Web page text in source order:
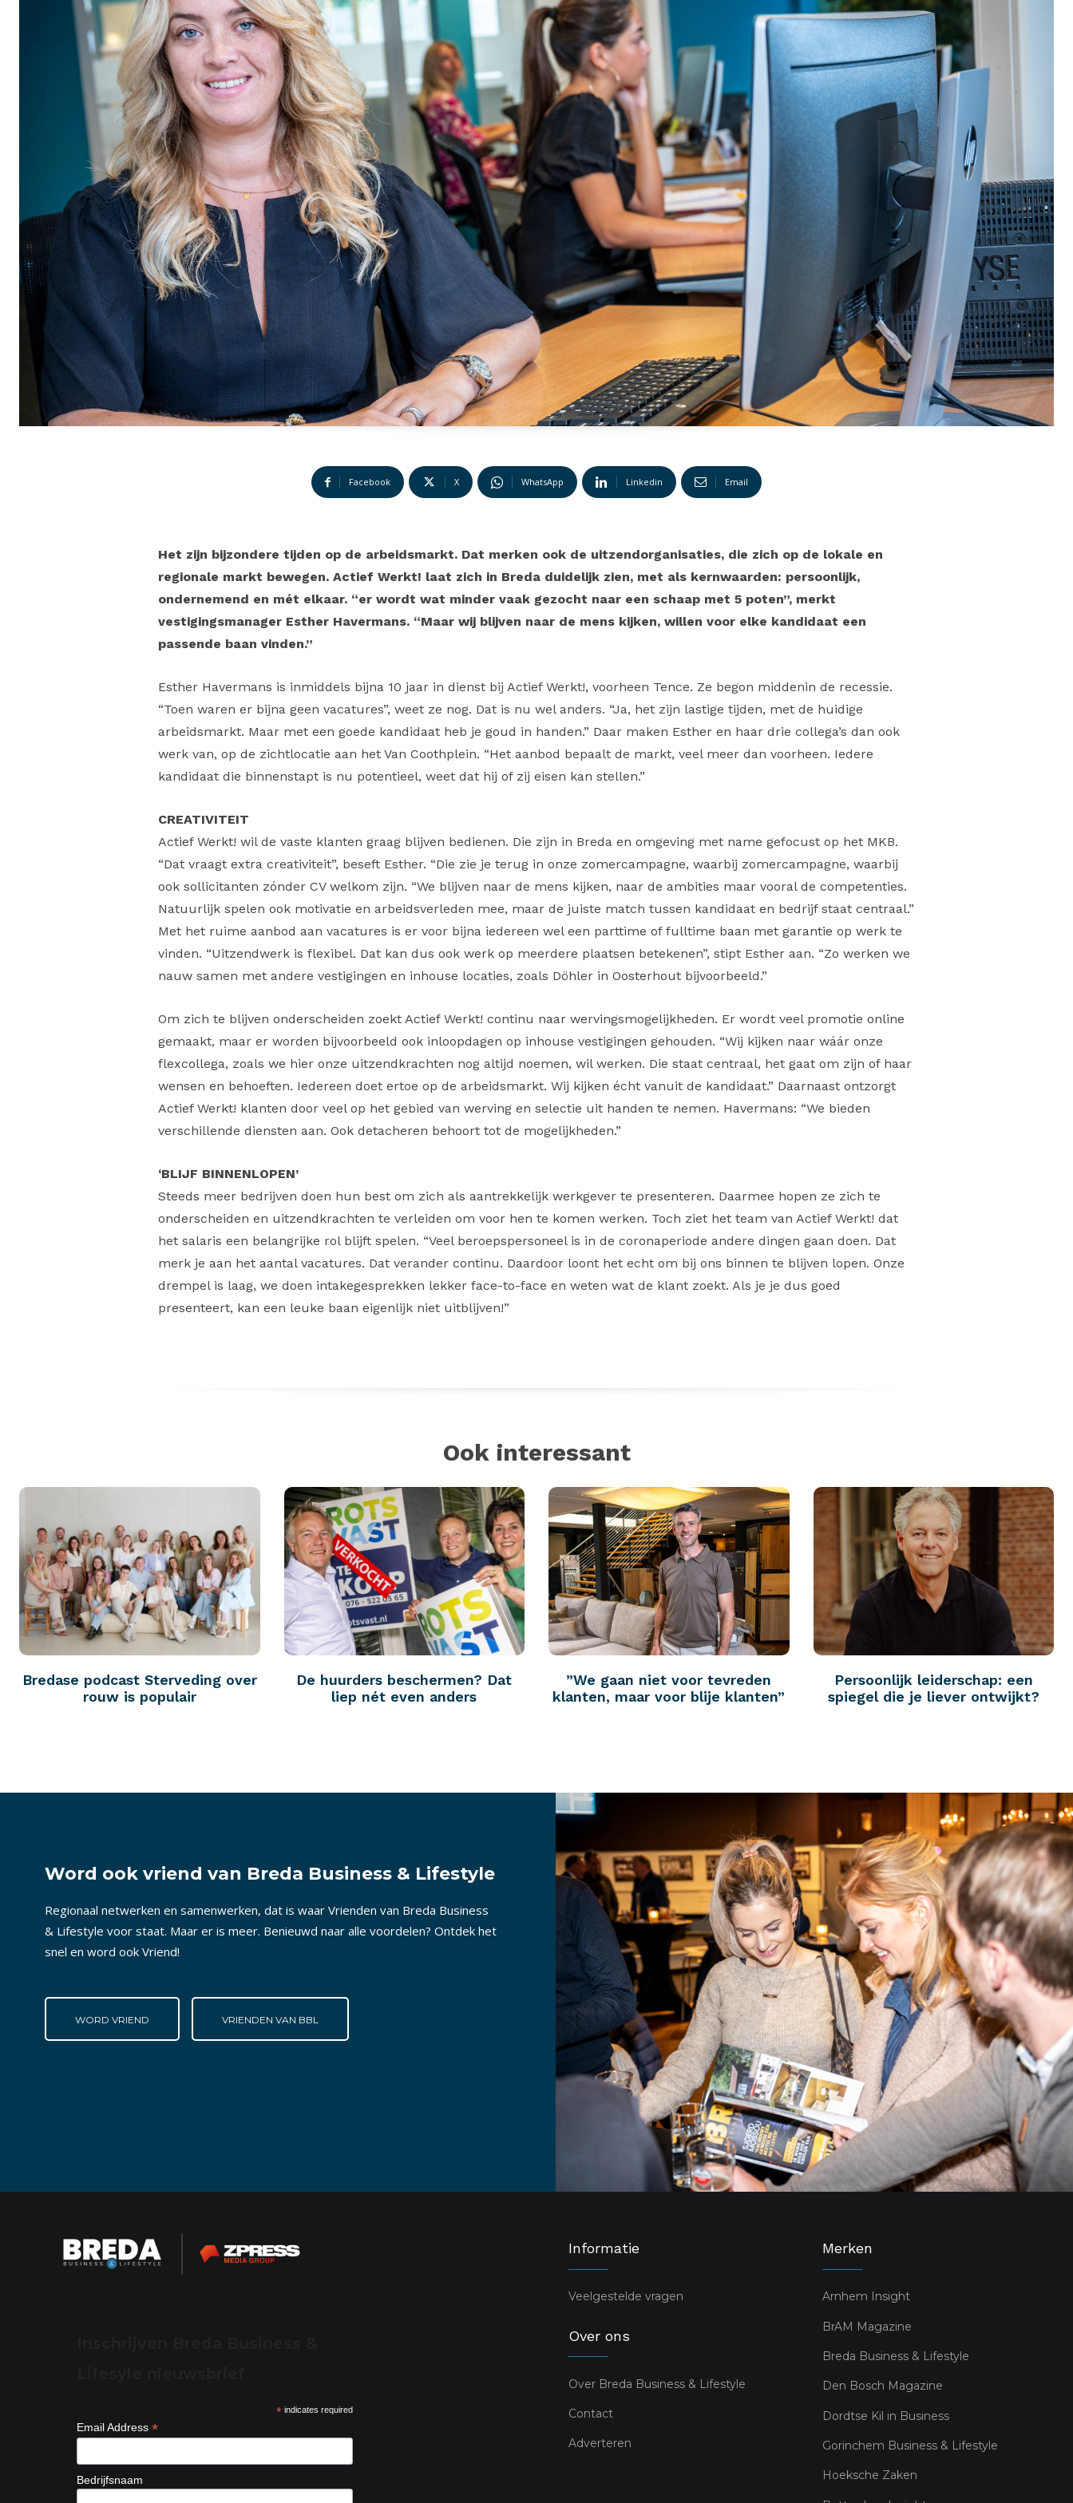
Facebook X WhatsApp Linkedin Email
Het zijn bijzondere tijden op de arbeidsmarkt. Dat merken ook de uitzendorganisaties, die zich op de lokale en
regionale markt bewegen. Actief Werkt! laat zich in Breda duidelijk zien, met als kernwaarden: persoonlijk,
ondernemend en mét elkaar. “er wordt wat minder vaak gezocht naar een schaap met 5 poten”, merkt
vestigingsmanager Esther Havermans. “Maar wij blijven naar de mens kijken, willen voor elke kandidaat een
passende baan vinden.”
Esther Havermans is inmiddels bijna 10 jaar in dienst bij Actief Werkt!, voorheen Tence. Ze begon middenin de recessie.
“Toen waren er bijna geen vacatures”, weet ze nog. Dat is nu wel anders. “Ja, het zijn lastige tijden, met de huidige
arbeidsmarkt. Maar met een goede kandidaat heb je goud in handen.” Daar maken Esther en haar drie collega’s dan ook
werk van, op de zichtlocatie aan het Van Coothplein. “Het aanbod bepaalt de markt, veel meer dan voorheen. Iedere
kandidaat die binnenstapt is nu potentieel, weet dat hij of zij eisen kan stellen.”
CREATIVITEIT
Actief Werkt! wil de vaste klanten graag blijven bedienen. Die zijn in Breda en omgeving met name gefocust op het MKB.
“Dat vraagt extra creativiteit”, beseft Esther. “Die zie je terug in onze zomercampagne, waarbij zomercampagne, waarbij
ook sollicitanten zónder CV welkom zijn. “We blijven naar de mens kijken, naar de ambities maar vooral de competenties.
Natuurlijk spelen ook motivatie en arbeidsverleden mee, maar de juiste match tussen kandidaat en bedrijf staat centraal.”
Met het ruime aanbod aan vacatures is er voor bijna iedereen wel een parttime of fulltime baan met garantie op werk te
vinden. “Uitzendwerk is flexibel. Dat kan dus ook werk op meerdere plaatsen betekenen”, stipt Esther aan. “Zo werken we
nauw samen met andere vestigingen en inhouse locaties, zoals Döhler in Oosterhout bijvoorbeeld.”
Om zich te blijven onderscheiden zoekt Actief Werkt! continu naar wervingsmogelijkheden. Er wordt veel promotie online
gemaakt, maar er worden bijvoorbeeld ook inloopdagen op inhouse vestigingen gehouden. “Wij kijken naar wáár onze
flexcollega, zoals we hier onze uitzendkrachten nog altijd noemen, wil werken. Die staat centraal, het gaat om zijn of haar
wensen en behoeften. Iedereen doet ertoe op de arbeidsmarkt. Wij kijken écht vanuit de kandidaat.” Daarnaast ontzorgt
Actief Werkt! klanten door veel op het gebied van werving en selectie uit handen te nemen. Havermans: “We bieden
verschillende diensten aan. Ook detacheren behoort tot de mogelijkheden.”
‘BLIJF BINNENLOPEN’
Steeds meer bedrijven doen hun best om zich als aantrekkelijk werkgever te presenteren. Daarmee hopen ze zich te
onderscheiden en uitzendkrachten te verleiden om voor hen te komen werken. Toch ziet het team van Actief Werkt! dat
het salaris een belangrijke rol blijft spelen. “Veel beroepspersoneel is in de coronaperiode andere dingen gaan doen. Dat
merk je aan het aantal vacatures. Dat verander continu. Daardoor loont het echt om bij ons binnen te blijven lopen. Onze
drempel is laag, we doen intakegesprekken lekker face-to-face en weten wat de klant zoekt. Als je je dus goed
presenteert, kan een leuke baan eigenlijk niet uitblijven!”
Ook interessant
Bredase podcast Sterveding over
rouw is populair
De huurders beschermen? Dat
liep nét even anders
”We gaan niet voor tevreden
klanten, maar voor blije klanten”
Persoonlijk leiderschap: een
spiegel die je liever ontwijkt?
Word ook vriend van Breda Business & Lifestyle
Regionaal netwerken en samenwerken, dat is waar Vrienden van Breda Business
& Lifestyle voor staat. Maar er is meer. Benieuwd naar alle voordelen? Ontdek het
snel en word ook Vriend!
WORD VRIEND VRIENDEN VAN BBL
*indicates required
Email Address *
Bedrijfsnaam
Informatie
Veelgestelde vragen
Over ons
Over Breda Business & Lifestyle
Contact
Adverteren
Merken
Arnhem Insight
BrAM Magazine
Breda Business & Lifestyle
Den Bosch Magazine
Dordtse Kil in Business
Gorinchem Business & Lifestyle
Hoeksche Zaken